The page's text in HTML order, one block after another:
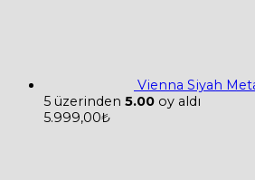
Vienna Siyah
5 üzerinden 5.00 oy aldı
5.999,00₺